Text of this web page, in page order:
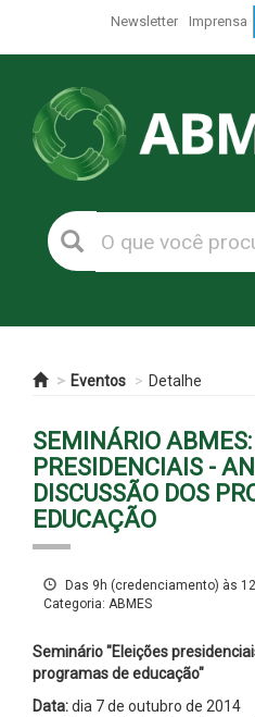
Newsletter Imprensa
Eventos Detalhe
SEMINÁRIO
PRESIDENCIAIS -
DISCUSSÃO DOS
EDUCAÇÃO
Das 9h (credenciamento) às
Categoria: ABMES
Seminário "Eleições
programas de educação"
Data:dia 7 de outubro de 2014